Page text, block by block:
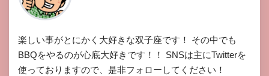
楽しい事がとにかく大好きな双子座です！ その中でも
BBQをやるのが心底大好きです！！ SNSは主にTwitterを
使っておりますので、是非フォローしてください！